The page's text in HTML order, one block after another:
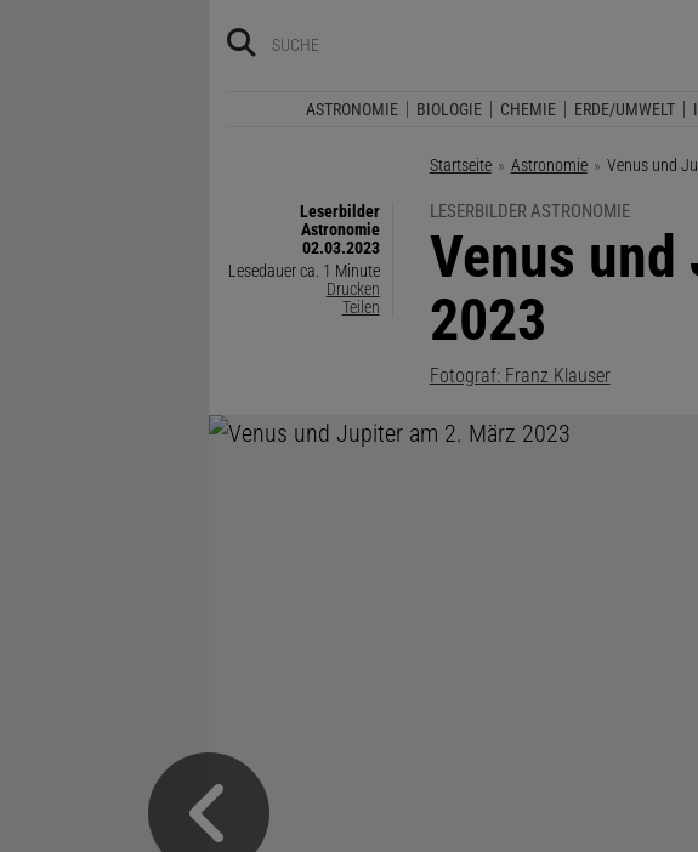
ASTRONOMIE BIOLOGIE CHEMIE ERDE/UMWELT
Startseite Astronomie Aktuelle Seite:
Venus und
Leserbilder
Astronomie
02.03.2023
Lesedauer ca. 1 Minute
Drucken
Teilen
LESERBILDER ASTRONOMIE
:
Venus
2023
Fotograf: Franz Klauser